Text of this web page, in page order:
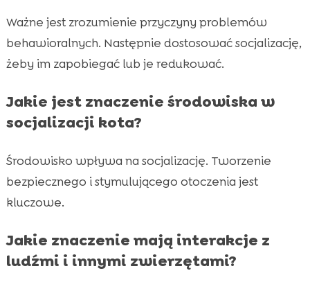
Ważne jest zrozumienie przyczyny problemów
behawioralnych. Następnie dostosować socjalizację,
żeby im zapobiegać lub je redukować.
Jakie jest znaczenie środowiska w
socjalizacji kota?
Środowisko wpływa na socjalizację. Tworzenie
bezpiecznego i stymulującego otoczenia jest
kluczowe.
Jakie znaczenie mają interakcje z
ludźmi i innymi zwierzętami?